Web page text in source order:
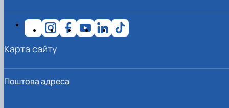
Поштова адреса
Карта сайту